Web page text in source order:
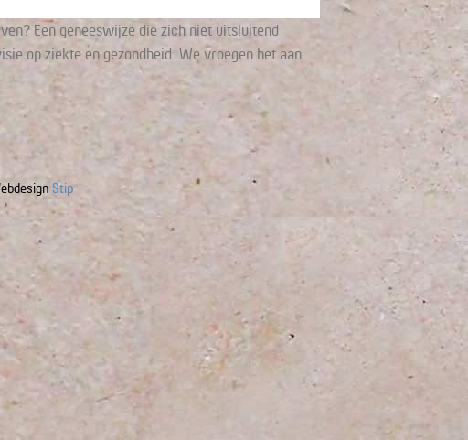
Een geneeswijze die zich niet uitsluitend
op ziekte en gezondheid. We vroegen het aan
Stip